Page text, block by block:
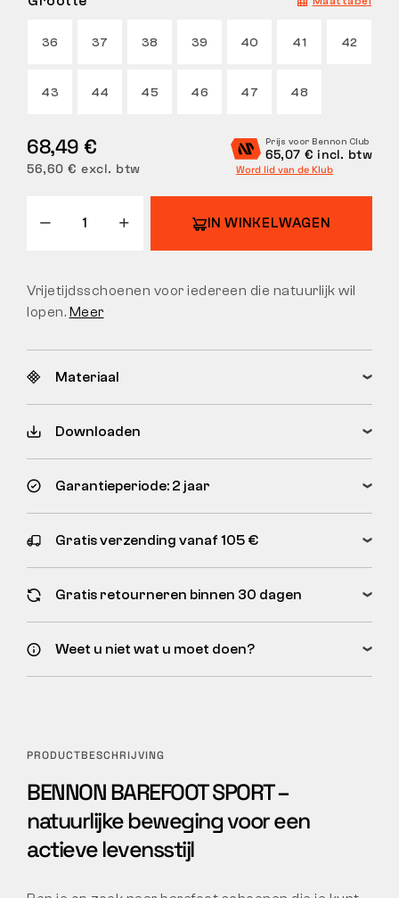
36 37 38 39 40 41 42
43 44 45 46 47 48
68,49 €
56,60 € excl. btw
Prijs voor Bennon Club
65,07 € incl. btw
Word lid van de Klub
IN WINKELWAGEN
Vrijetijdsschoenen voor iedereen die natuurlijk wil
lopen. Meer
Materiaal
Downloaden
Garantieperiode: 2 jaar
Gratis verzending vanaf 105 €
Gratis retourneren binnen 30 dagen
Weet u niet wat u moet doen?
PRODUCTBESCHRIJVING
BENNON BAREFOOT SPORT –
natuurlijke beweging voor een
actieve levensstijl